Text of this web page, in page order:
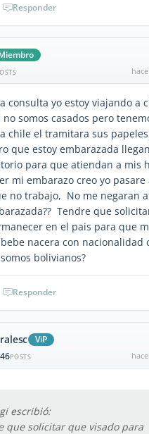
Responder
consulta yo estoy viajando a
somos casados pero
chile el tramitara sus
que estoy embarazada
para que atiendan a mis
mi embarazo creo yo pasare
no trabajo, No me negaran
Tendre que
en el pais para que
nacera con nacionalidad
bolivianos?
Responder
ViP
POSTS
escribió:
que solicitar que visado para